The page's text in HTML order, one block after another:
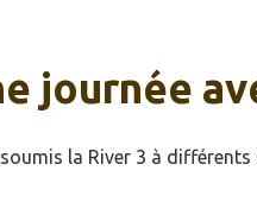
journée
la River 3 à